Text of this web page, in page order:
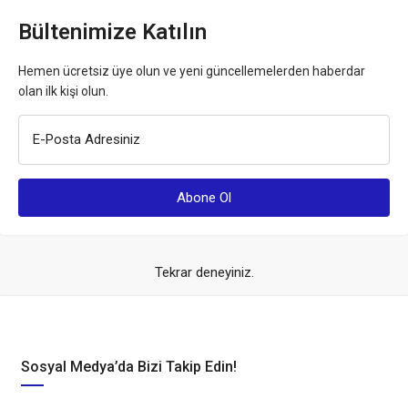
Bültenimize Katılın
Hemen ücretsiz üye olun ve yeni güncellemelerden haberdar
olan ilk kişi olun.
E-Posta Adresiniz
Tekrar deneyiniz.
Sosyal Medya’da Bizi Takip Edin!